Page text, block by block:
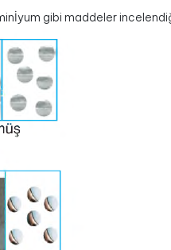
gibi maddeler